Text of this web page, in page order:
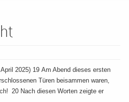
2025) 19 Am Abend dieses ersten
Türen beisammen waren,
20 Nach diesen Worten zeigte er